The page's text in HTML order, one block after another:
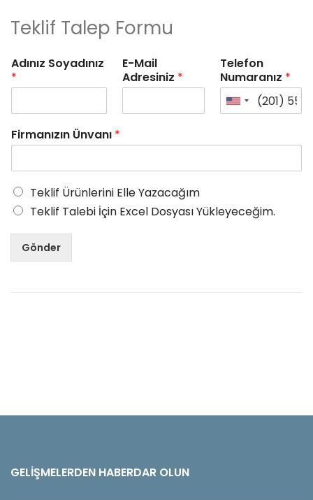
Teklif Talep Formu
Adınız Soyadınız
*
E-Mail
Adresiniz *
Telefon
Numaranız *
Firmanızın Ünvanı *
Teklif Ürünlerini Elle Yazacağım
Teklif Talebi İçin Excel Dosyası Yükleyeceğim.
Gönder
GELIŞMELERDEN HABERDAR OLUN